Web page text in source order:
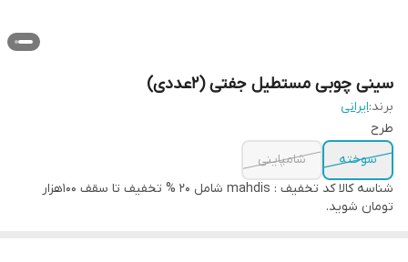
سینی چوبی مستطیل جفتی (2عددی)
برند:ایرانی
طرح
سوخته
شامپاینی
شناسه کالا
کد تخفیف : mahdis شامل 20 % تخفیف تا سقف 100هزار
تومان شوید.